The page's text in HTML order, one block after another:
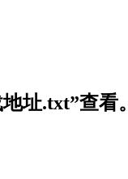
址.txt”查看。